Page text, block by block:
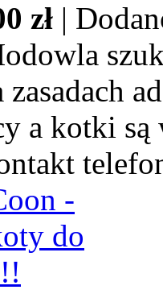
zł |
zasadach
a kotki